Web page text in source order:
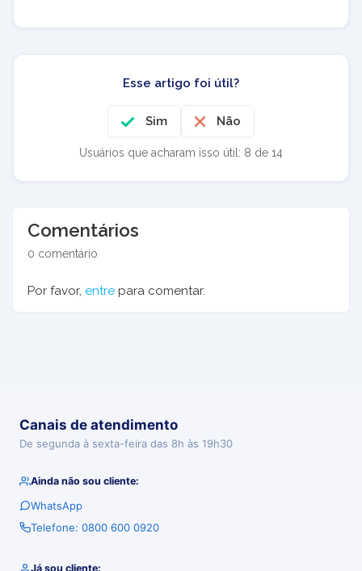
Esse artigo foi útil?
Sim Não
Usuários que acharam isso útil: 8 de 14
Comentários
0 comentário
Por favor, entre para comentar.
Canais de atendimento
De segunda à sexta-feira das 8h às 19h30
Ainda não sou cliente:
WhatsApp
Telefone: 0800 600 0920
Já sou cliente: